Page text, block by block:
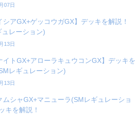
07日
シアGX+ゲッコウガGX】デッキを解説！
ュレーション)
13日
イトGX+アローラキュウコンGX】デッキを
レギュレーション)
13日
ムシャGX+マニューラ(SMレギュレーショ
キを解説！